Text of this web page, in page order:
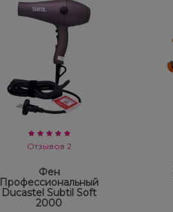
Отзывов 2
Фен
Профессиональный
Ducastel Subtil Soft
2000